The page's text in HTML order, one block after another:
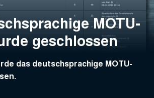
MOTU-
geschlossen
das deutschsprachige MOTU-